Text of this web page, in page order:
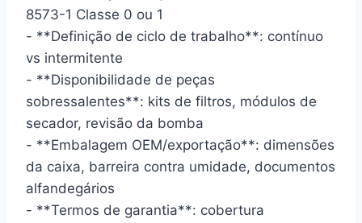
8573-1 Classe 0 ou 1
- **Definição de ciclo de trabalho**: contínuo
vs intermitente
- **Disponibilidade de peças
sobressalentes**: kits de filtros, módulos de
secador, revisão da bomba
- **Embalagem OEM/exportação**: dimensões
da caixa, barreira contra umidade, documentos
alfandegários
- **Termos de garantia**: cobertura